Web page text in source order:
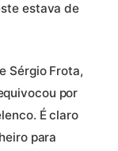
estava de
Sérgio Frota,
por
É claro
para